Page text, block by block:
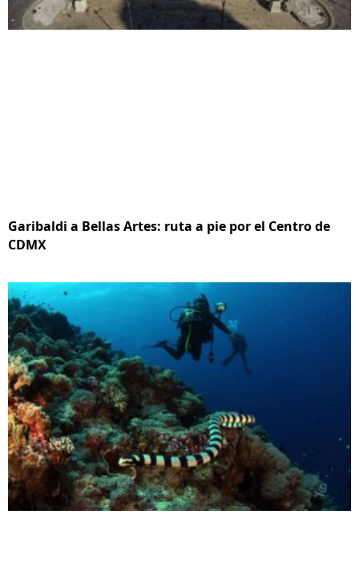
Garibaldi a Bellas Artes: ruta a pie por el Centro de
CDMX